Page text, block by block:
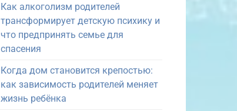
Как алкоголизм родителей
трансформирует детскую психику и
что предпринять семье для
спасения
Когда дом становится крепостью:
как зависимость родителей меняет
жизнь ребёнка